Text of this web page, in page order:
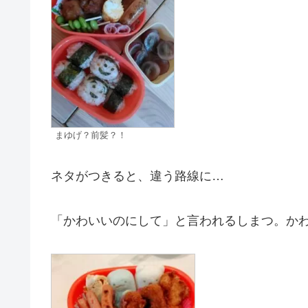
まゆげ？前髪？！
ネタがつきると、違う路線に…
「かわいいのにして」と言われるしまつ。か